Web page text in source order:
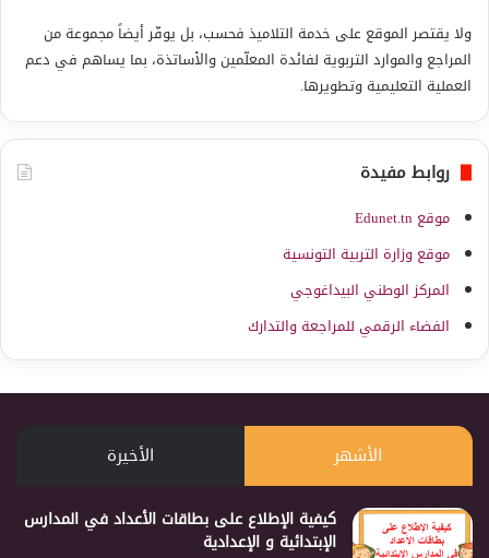
ولا يقتصر الموقع على خدمة التلاميذ فحسب، بل يوفّر أيضاً مجموعة من
المراجع والموارد التربوية لفائدة المعلّمين والأساتذة، بما يساهم في دعم
العملية التعليمية وتطويرها.
روابط مفيدة
موقع Edunet.tn
موقع وزارة التربية التونسية
المركز الوطني البيداغوجي
الفضاء الرقمي للمراجعة والتدارك
الأشهر الأخيرة
كيفية الإطلاع على بطاقات الأعداد في المدارس
الإبتدائية و الإعدادية